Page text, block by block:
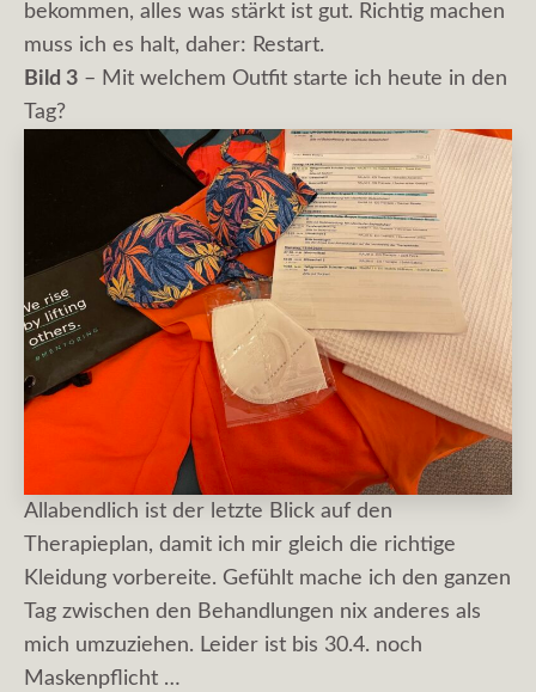
bekommen, alles was stärkt ist gut. Richtig machen
muss ich es halt, daher: Restart.
Bild 3 – Mit welchem Outfit starte ich heute in den
Tag?
Allabendlich ist der letzte Blick auf den
Therapieplan, damit ich mir gleich die richtige
Kleidung vorbereite. Gefühlt mache ich den ganzen
Tag zwischen den Behandlungen nix anderes als
mich umzuziehen. Leider ist bis 30.4. noch
Maskenpflicht …